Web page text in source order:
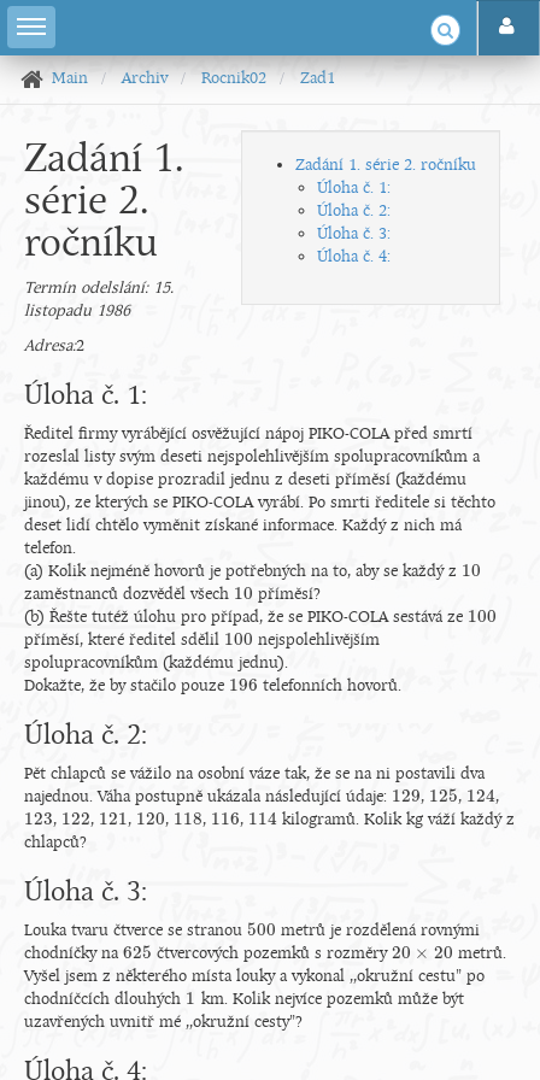
Main Archiv Rocnik02 Zad1
Zadání 1. série 2. ročníku
Úloha č. 1:
Úloha č. 2:
Úloha č. 3:
Úloha č. 4:
Zadání 1.
série 2.
ročníku
Termín odelslání: 15.
listopadu 1986
Adresa:2
Úloha č. 1:
Ředitel firmy vyrábějící osvěžující nápoj PIKO-COLA před smrtí
rozeslal listy svým deseti nejspolehlivějším spolupracovníkům a
každému v dopise prozradil jednu z deseti příměsí (každému
jinou), ze kterých se PIKO-COLA vyrábí. Po smrti ředitele si těchto
deset lidí chtělo vyměnit získané informace. Každý z nich má
telefon.
(a) Kolik nejméně hovorů je potřebných na to, aby se každý z 10
10
zaměstnanců dozvěděl všech 10
10 příměsí?
(b) Řešte tutéž úlohu pro případ, že se PIKO-COLA sestává ze 100
100
příměsí, které ředitel sdělil 100
100 nejspolehlivějším
spolupracovníkům (každému jednu).
Dokažte, že by stačilo pouze 196
196 telefonních hovorů.
Úloha č. 2:
Pět chlapců se vážilo na osobní váze tak, že se na ni postavili dva
najednou. Váha postupně ukázala následující údaje: 129
129 , 125
125 , 124
124,
123
123 , 122
122 , 121
121 , 120
120 , 118
118 , 116
116 , 114
114 kilogramů. Kolik kg váží každý z
chlapců?
Úloha č. 3:
Louka tvaru čtverce se stranou 500
500 metrů je rozdělená rovnými
chodníčky na 625
625 čtvercových pozemků s rozměry20 × 20
20× 20
metrů.
Vyšel jsem z některého místa louky a vykonal ,,okružní cestu" po
chodníčcích dlouhých 1
1 km. Kolik nejvíce pozemků může být
uzavřených uvnitř mé ,,okružní cesty"?
Úloha č. 4: